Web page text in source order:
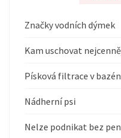
Značky vodních dýmek
Kam uschovat
Písková filtrace v
Nádherní psi
Nelze podnikat bez